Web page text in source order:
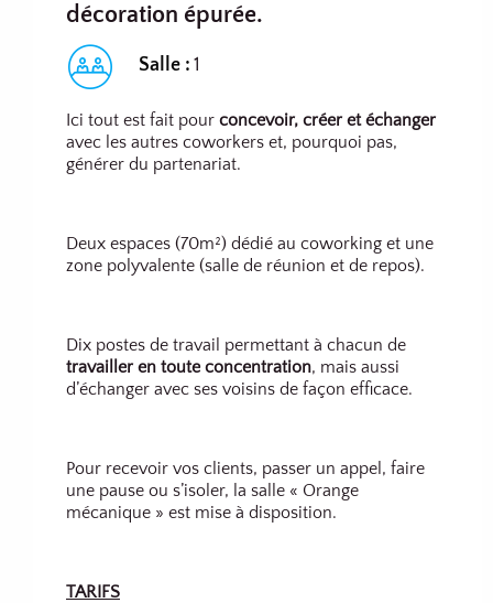
décoration épurée.
Salle : 1
Ici tout est fait pour concevoir, créer et échanger
avec les autres coworkers et, pourquoi pas,
générer du partenariat.
Deux espaces (70m²) dédié au coworking et une
zone polyvalente (salle de réunion et de repos).
Dix postes de travail permettant à chacun de
travailler en toute concentration, mais aussi
d’échanger avec ses voisins de façon efficace.
Pour recevoir vos clients, passer un appel, faire
une pause ou s’isoler, la salle « Orange
mécanique » est mise à disposition.
TARIFS